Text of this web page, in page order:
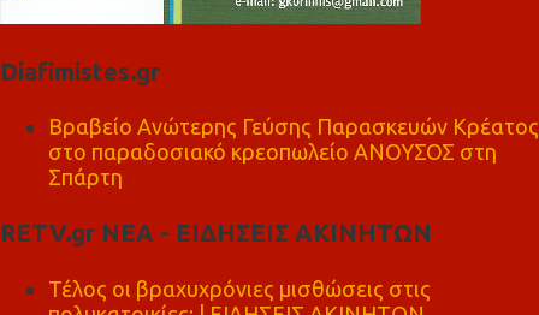
Diafimistes.gr
Βραβείο Ανώτερης Γεύσης Παρασκευών Κρέατος
στο παραδοσιακό κρεοπωλείο ΑΝΟΥΣΟΣ στη
Σπάρτη
RETV.gr ΝΕΑ - ΕΙΔΗΣΕΙΣ ΑΚΙΝΗΤΩΝ
Τέλος οι βραχυχρόνιες μισθώσεις στις